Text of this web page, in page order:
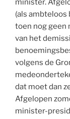
minister.
(als ambteloos
toen nog geen
van het
volgens de
dat moet dan
Afgelopen
minister-